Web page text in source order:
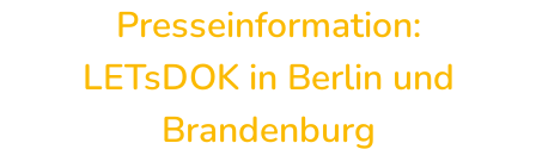
Presseinformation:
LETsDOK in Berlin und
Brandenburg